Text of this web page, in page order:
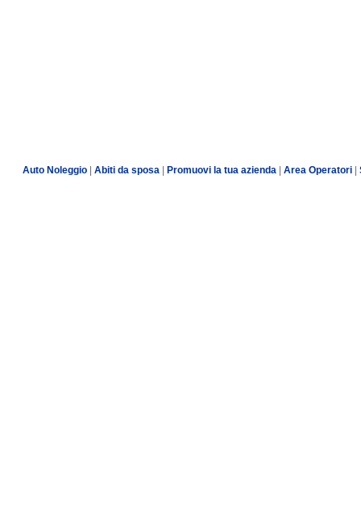
Auto Noleggio Abiti da sposa Promuovi la tua azienda Area Operatori